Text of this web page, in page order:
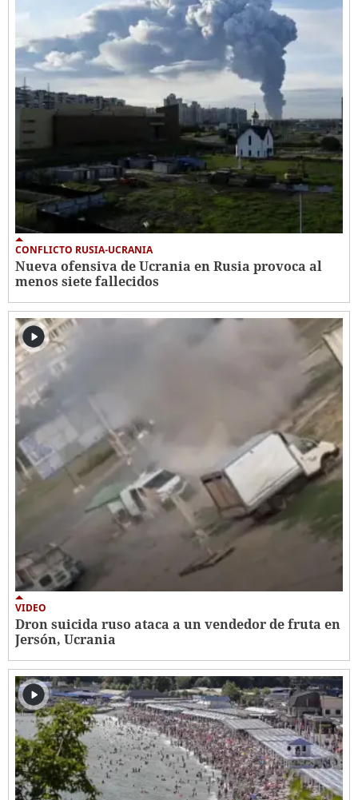
CONFLICTO RUSIA-UCRANIA
Nueva ofensiva de Ucrania en Rusia provoca al
menos siete fallecidos
VIDEO
Dron suicida ruso ataca a un vendedor de fruta en
Jersón, Ucrania